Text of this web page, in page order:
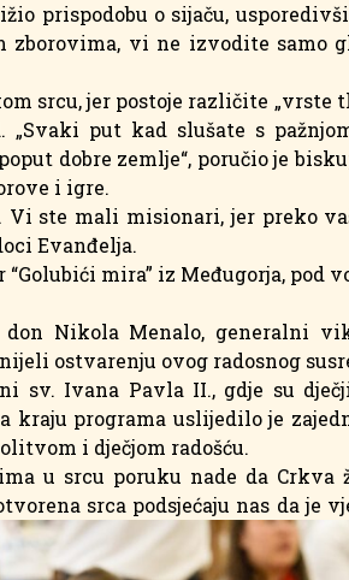
prispodobu o sijaču,
vi ne izvodite samo
srcu, jer postoje različite
put kad slušate s
dobre zemlje“, poručio je
i igre.
Vi ste mali misionari, jer preko
Evanđelja.
mira” iz Međugorja, pod
Nikola Menalo, generalni
ostvarenju ovog radosnog
sv. Ivana Pavla II., gdje su
kraju programa uslijedilo je
i dječjom radošću.
u srcu poruku nade da
srca podsjećaju nas da je